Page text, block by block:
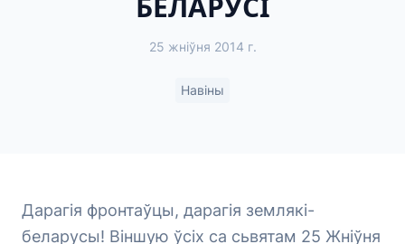
БЕЛАРУСІ
25 жніўня 2014 г.
Навіны
Дарагія фронтаўцы, дарагія землякі-
беларусы! Віншую ўсіх са сьвятам 25 Жніўня